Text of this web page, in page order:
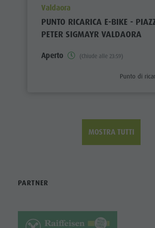
aria.poi_location_prefix
Valdaora
PUNTO RICARICA E-BIKE -
PETER SIGMAYR VALDAORA
Aperto (Chiude alle 23:59)
Punto di
MOSTRA TUTTI
PARTNER